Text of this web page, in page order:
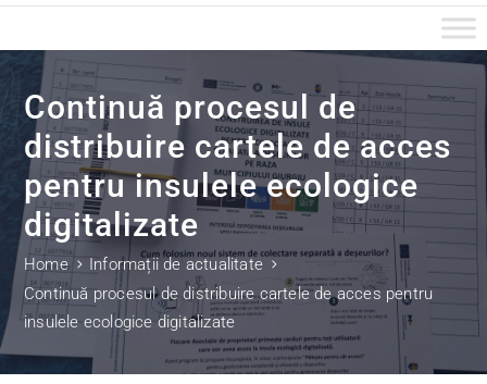
Continuă procesul de
distribuire cartele de acces
pentru insulele ecologice
digitalizate
Home
Informații de actualitate
Continuă procesul de distribuire cartele de acces pentru
insulele ecologice digitalizate